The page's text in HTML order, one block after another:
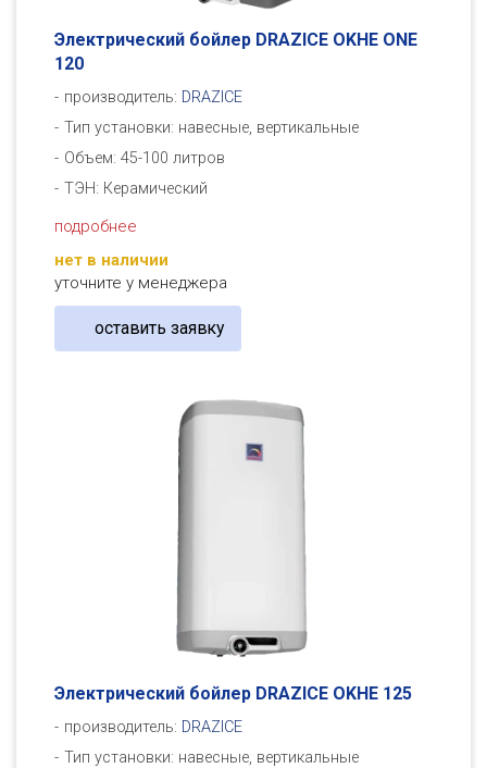
Электрический бойлер DRAZICE OKHE ONE
120
производитель: DRAZICE
Тип установки: навесные, вертикальные
Объем: 45-100 литров
ТЭН: Керамический
подробнее
нет в наличии
уточните у менеджера
оставить заявку
Электрический бойлер DRAZICE OKHE 125
производитель: DRAZICE
Тип установки: навесные, вертикальные